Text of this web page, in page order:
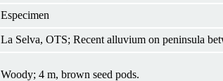
Especimen
La Selva, OTS; Recent alluvium on peninsula
Woody; 4 m, brown seed pods.